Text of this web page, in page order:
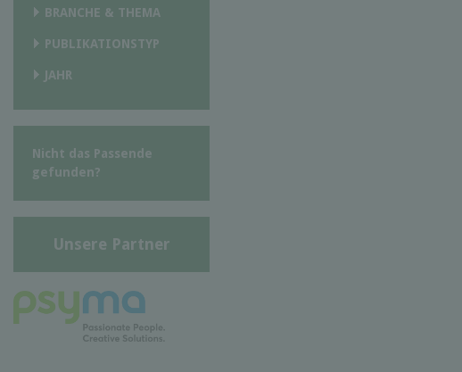
BRANCHE & THEMA
PUBLIKATIONSTYP
JAHR
Nicht das Passende
gefunden?
Unsere Partner